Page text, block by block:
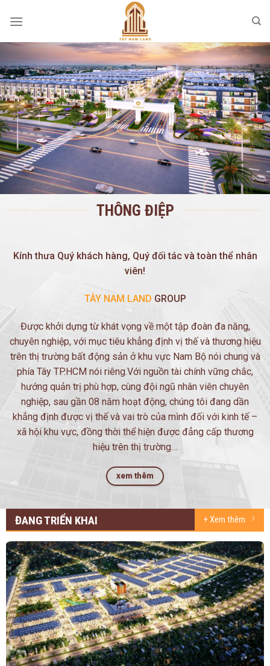
THÔNG ĐIỆP
Kính thưa Quý khách hàng, Quý đối tác và toàn thể nhân
viên!
TÂY NAM LAND GROUP
Được khởi dựng từ khát vọng về một tập đoàn đa năng,
chuyên nghiệp, với mục tiêu khẳng định vị thế và thương hiệu
trên thị trường bất động sản ở khu vực Nam Bộ nói chung và
phía Tây TP.HCM nói riêng.Với nguồn tài chính vững chắc,
hướng quản trị phù hợp, cùng đội ngũ nhân viên chuyên
nghiệp, sau gần 08 năm hoạt động, chúng tôi đang dần
khẳng định được vị thế và vai trò của mình đối với kinh tế –
xã hội khu vực, đồng thời thể hiện được đẳng cấp thương
hiệu trên thị trường…
xem thêm
ĐANG TRIỂN KHAI + Xem thêm